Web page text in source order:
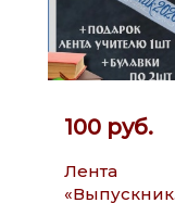
100 руб.
Лента
«Выпускник